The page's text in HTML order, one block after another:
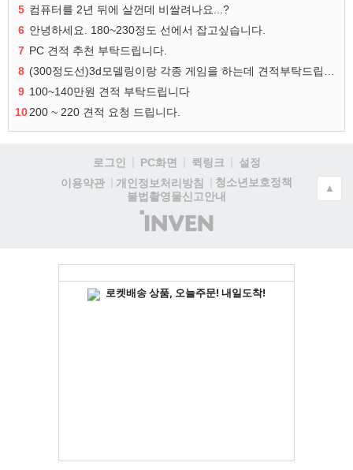
5 컴퓨터를 2년 뒤에 살껀데 비쌀려나요...?
6 안녕하세요. 180~230정도 선에서 잡고싶습니다.
7 PC 견적 추천 부탁드립니다.
8
9 100~140만원 견적 부탁드립니다
10200 ~ 220 견적 요청 드립니다.
로그인 PC화면 퀵링크
설정
이용약관
개인정보처리방침
청소년보호정책
불법촬영물신고안내
(주)
인
▲